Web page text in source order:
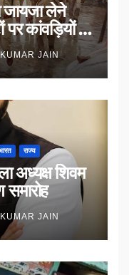
जायजा लेने
पर कांवड़ियों से
JAIN
राज्य
अध्यक्ष शिवम
समारोह
JAIN